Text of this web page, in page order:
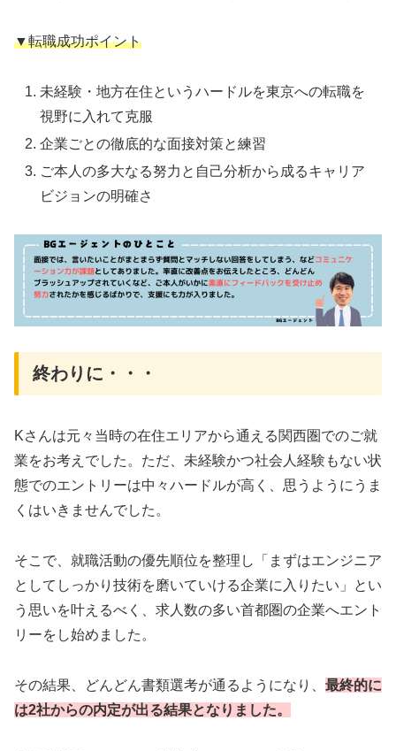
▼転職成功ポイント
未経験・地方在住というハードルを東京への転職を
視野に入れて克服
企業ごとの徹底的な面接対策と練習
ご本人の多大なる努力と自己分析から成るキャリア
ビジョンの明確さ
終わりに・・・
Kさんは元々当時の在住エリアから通える関西圏でのご就
業をお考えでした。ただ、未経験かつ社会人経験もない状
態でのエントリーは中々ハードルが高く、思うようにうま
くはいきませんでした。
そこで、就職活動の優先順位を整理し「まずはエンジニア
としてしっかり技術を磨いていける企業に入りたい」とい
う思いを叶えるべく、求人数の多い首都圏の企業へエント
リーをし始めました。
その結果、どんどん書類選考が通るようになり、 最終的に
は2社からの内定が出る結果となりました。